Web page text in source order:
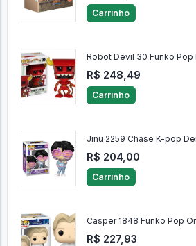
Carrinho
Robot Devil 30 Funko Pop
R$ 248,49
Carrinho
Jinu 2259 Chase K-pop
R$ 204,00
Carrinho
Casper 1848 Funko Pop
R$ 227,93